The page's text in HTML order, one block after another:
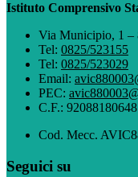
Istituto Comprensivo
Via Municipio, 1 –
Tel: 0825/523155
Tel: 0825/523029
Email:
PEC:
C.F.: 92088180648
Cod. Mecc.
Seguici su